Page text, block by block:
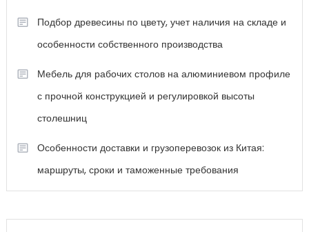
Подбор древесины по цвету, учет наличия на складе и
особенности собственного производства
Мебель для рабочих столов на алюминиевом профиле
с прочной конструкцией и регулировкой высоты
столешниц
Особенности доставки и грузоперевозок из Китая:
маршруты, сроки и таможенные требования